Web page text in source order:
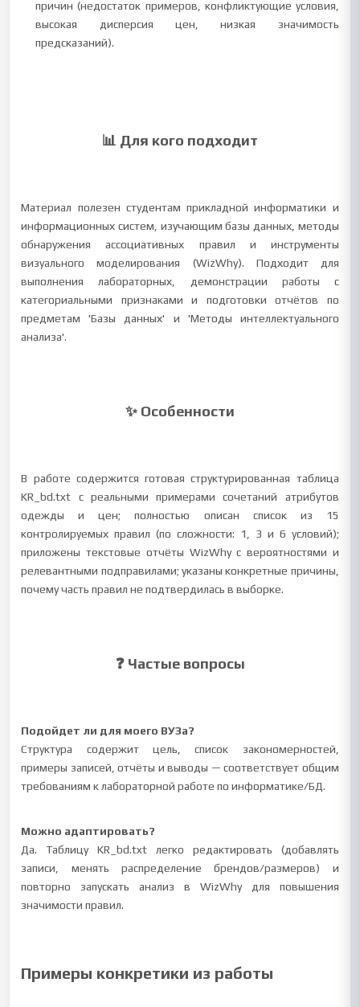
причин (недостаток примеров, конфликтующие условия,
высокая дисперсия цен, низкая значимость
предсказаний).
📊 Для кого подходит
Материал полезен студентам прикладной информатики и
информационных систем, изучающим базы данных, методы
обнаружения ассоциативных правил и инструменты
визуального моделирования (WizWhy). Подходит для
выполнения лабораторных, демонстрации работы с
категориальными признаками и подготовки отчётов по
предметам 'Базы данных' и 'Методы интеллектуального
анализа'.
✨ Особенности
В работе содержится готовая структурированная таблица
KR_bd.txt с реальными примерами сочетаний атрибутов
одежды и цен; полностью описан список из 15
контролируемых правил (по сложности: 1, 3 и 6 условий);
приложены текстовые отчёты WizWhy с вероятностями и
релевантными подправилами; указаны конкретные причины,
почему часть правил не подтвердилась в выборке.
❓ Частые вопросы
Подойдет ли для моего ВУЗа?
Структура содержит цель, список закономерностей,
примеры записей, отчёты и выводы — соответствует общим
требованиям к лабораторной работе по информатике/БД.
Можно адаптировать?
Да. Таблицу KR_bd.txt легко редактировать (добавлять
записи, менять распределение брендов/размеров) и
повторно запускать анализ в WizWhy для повышения
значимости правил.
Примеры конкретики из работы